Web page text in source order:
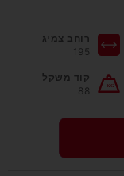
רוחב צמיג
195
קוד משקל
88